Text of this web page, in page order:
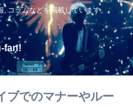
コラムなどを掲載しています。
fan!
ブでのマナーやルー